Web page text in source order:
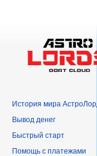
История мира
Вывод денег
Быстрый старт
Помощь с платежами